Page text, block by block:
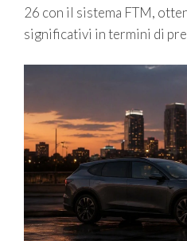
26 con il sistema FTM,
significativi in termini di